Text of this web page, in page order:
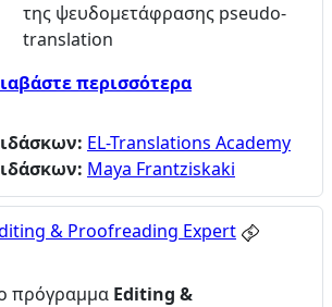
της ψευδομετάφρασης pseudo-
translation
περισσότερα
EL-Translations Academy
Maya Frantziskaki
& Proofreading Expert
πρόγραμμα Editing &